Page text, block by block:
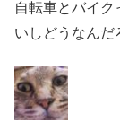
自転車とバイ
いしどうなんだ